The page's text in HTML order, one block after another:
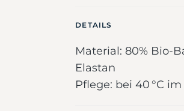
DETAILS
Material: 80% Bio-
Elastan
Pflege: bei 40 °C